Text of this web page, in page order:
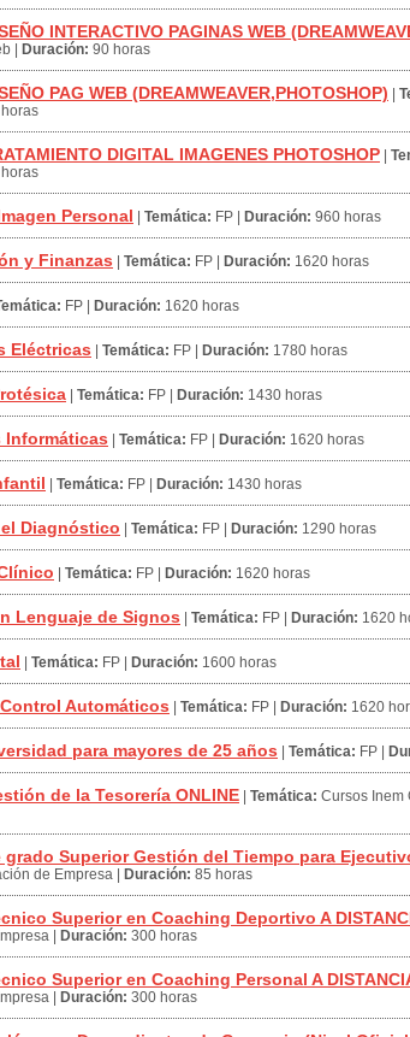
INTERACTIVO PAGINAS WEB
Duración: 90 horas
PAG WEB (DREAMWEAVER,PHOTOSHOP)
DIGITAL IMAGENES PHOTOSHOP
Personal Temática: FP Duración: 960 horas
y Finanzas Temática: FP Duración: 1620 horas
FP Duración: 1620 horas
Eléctricas Temática: FP Duración: 1780 horas
Temática: FP Duración: 1430 horas
Informáticas Temática: FP Duración: 1620 horas
Temática: FP Duración: 1430 horas
Diagnóstico Temática: FP Duración: 1290 horas
Temática: FP Duración: 1620 horas
Lenguaje de Signos Temática: FP Duración: 1620
Temática: FP Duración: 1600 horas
Automáticos Temática: FP Duración: 1620
para mayores de 25 años Temática: FP
de la Tesorería ONLINE Temática: Cursos Inem
grado Superior Gestión del Tiempo para
de Empresa
Duración: 85 horas
Superior en Coaching Deportivo A
Duración: 300 horas
Superior en Coaching Personal A
Duración: 300 horas